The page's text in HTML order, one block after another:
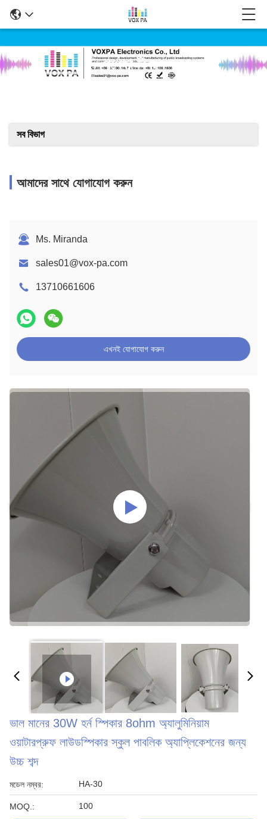
পণ্যের বিবরণ
সব বিভাগ
আমাদের সাথে যোগাযোগ করুন
Ms. Miranda
sales01@vox-pa.com
13710661606
এখনই যোগাযোগ করুন
ভাল মানের 30W হর্ন স্পিকার 8ohm অ্যালুমিনিয়াম
ওয়াটারপ্রুফ লাউডস্পিকার স্কুল পাবলিক অ্যাপ্লিকেশনের জন্য
উচ্চ শব্দ
মডেল নম্বর: HA-30
MOQ.: 100